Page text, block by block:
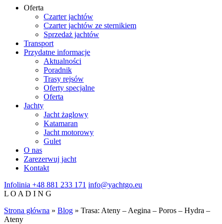
Oferta
Czarter jachtów
Czarter jachtów ze sternikiem
Sprzedaż jachtów
Transport
Przydatne informacje
Aktualności
Poradnik
Trasy rejsów
Oferty specjalne
Oferta
Jachty
Jacht żaglowy
Katamaran
Jacht motorowy
Gulet
O nas
Zarezerwuj jacht
Kontakt
Infolinia +48 881 233 171 info@yachtgo.eu
L O A D I N G
Strona główna » Blog » Trasa: Ateny – Aegina – Poros – Hydra –
Ateny